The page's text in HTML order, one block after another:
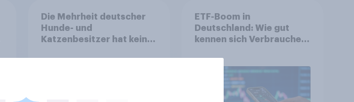
Die Mehrheit deutscher
Hunde- und
Katzenbesitzer hat keine
ETF-Boom in
Deutschland: Wie gut
kennen sich Verbraucher